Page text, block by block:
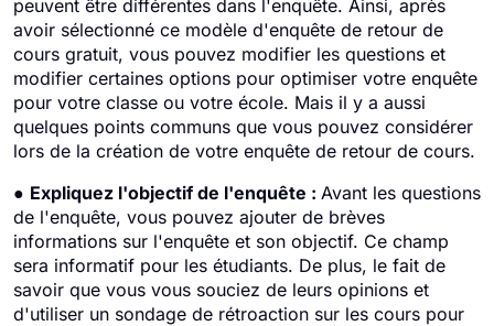
peuvent être différentes dans l'enquête. Ainsi, après
avoir sélectionné ce modèle d'enquête de retour de
cours gratuit, vous pouvez modifier les questions et
modifier certaines options pour optimiser votre enquête
pour votre classe ou votre école. Mais il y a aussi
quelques points communs que vous pouvez considérer
lors de la création de votre enquête de retour de cours.
● Expliquez l'objectif de l'enquête : Avant les questions
de l'enquête, vous pouvez ajouter de brèves
informations sur l'enquête et son objectif. Ce champ
sera informatif pour les étudiants. De plus, le fait de
savoir que vous vous souciez de leurs opinions et
d'utiliser un sondage de rétroaction sur les cours pour